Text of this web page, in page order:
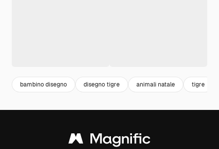
bambino disegno disegno tigre animali natale tigre